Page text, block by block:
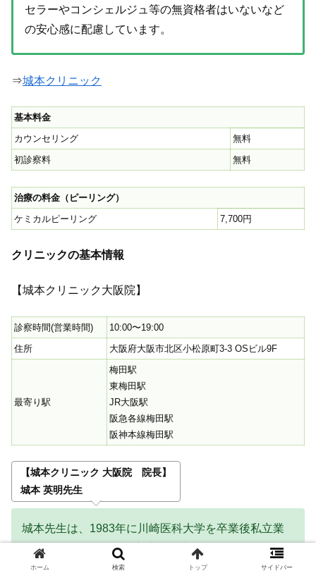
セラーやコンシェルジュ等の無資格者はいないなど
の安心感に配慮しています。
⇒城本クリニック
基本料金
カウンセリング
無料
初診察料
無料
治療の料金（ピーリング）
ケミカルピーリング
7,700円
クリニックの基本情報
【城本クリニック大阪院】
診察時間(営業時間)
10:00〜19:00
住所
大阪府大阪市北区小松原町3-3 OSビル9F
最寄り駅
梅田駅
東梅田駅
JR大阪駅
阪急各線梅田駅
阪神本線梅田駅
【城本クリニック 大阪院 院長】
城本 英明先生
城本先生は、1983年に川崎医科大学を卒業後私立業
院や大学病院、その他美容外科専門クリニックでの経
験を経て、1988年に城本クリニックに入職し、現在
ホーム 検索 トップ サイドバー